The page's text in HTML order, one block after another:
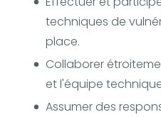
techniques de
place.
Collaborer
et l'équipe
Assumer des